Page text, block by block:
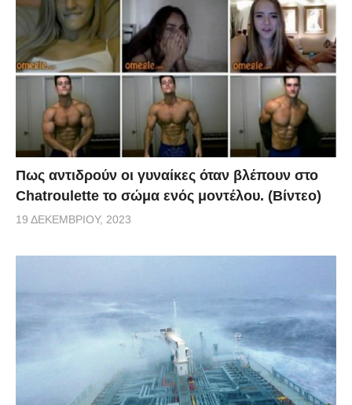
Πως αντιδρούν οι γυναίκες όταν βλέπουν στο
Chatroulette το σώμα ενός μοντέλου. (Βίντεο)
19 ΔΕΚΕΜΒΡΊΟΥ, 2023